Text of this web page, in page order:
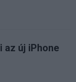
az új iPhone